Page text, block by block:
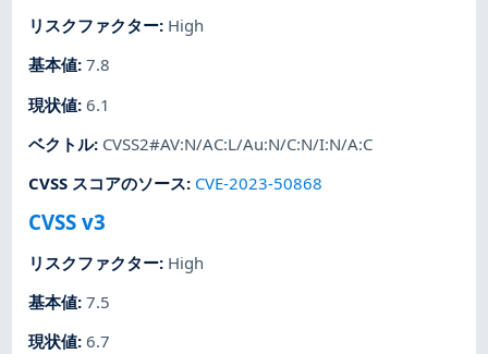
リスクファクター: High
基本値:7.8
現状値:6.1
ベクトル: CVSS2#AV:N/AC:L/Au:N/C:N/I:N/A:C
CVSS スコアのソース: CVE-2023-50868
CVSS v3
リスクファクター: High
基本値:7.5
現状値:6.7